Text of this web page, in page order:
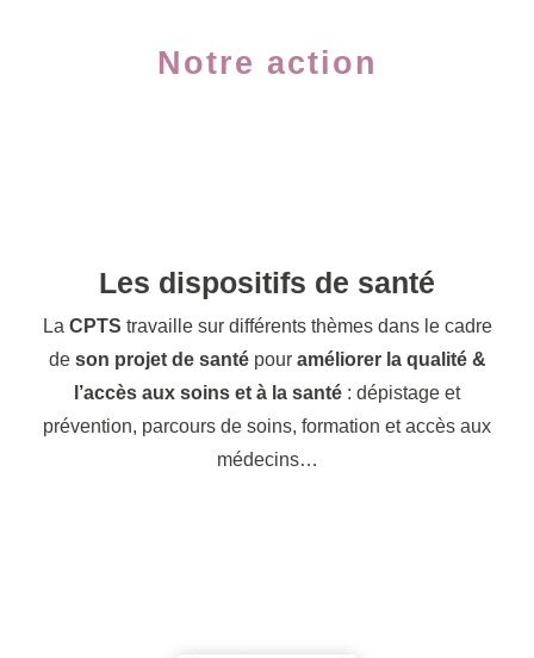
Notre action
Les dispositifs de santé
La CPTS travaille sur différents thèmes dans le cadre
de son projet de santépour améliorer la qualité &
l’accès aux soins et à la santé : dépistage et
prévention, parcours de soins, formation et accès aux
médecins…